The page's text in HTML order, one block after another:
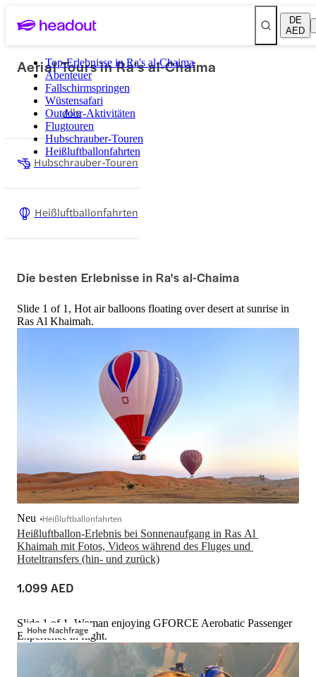
DE
AED
Top-Erlebnisse in Ra's al-Chaima
Abenteuer
Fallschirmspringen
Wüstensafari
Outdoor-Aktivitäten
Flugtouren
Hubschrauber-Touren
Heißluftballonfahrten
Aerial Tours in Ra's al-Chaima
Alle
Hubschrauber-Touren
Heißluftballonfahrten
Die besten Erlebnisse in Ra's al-Chaima
Slide 1 of 1, Hot air balloons floating over desert at sunrise in
Ras Al Khaimah.
Heißluftballon-Erlebnis bei Sonnenaufgang in Ras Al
Khaimah mit Fotos, Videos während des Fluges und
Hoteltransfers (hin- und zurück)
Neu Heißluftballonfahrten
1.099 AED
Hohe Nachfrage
Slide 1 of 1, Woman enjoying GFORCE Aerobatic Passenger
Experience in flight.